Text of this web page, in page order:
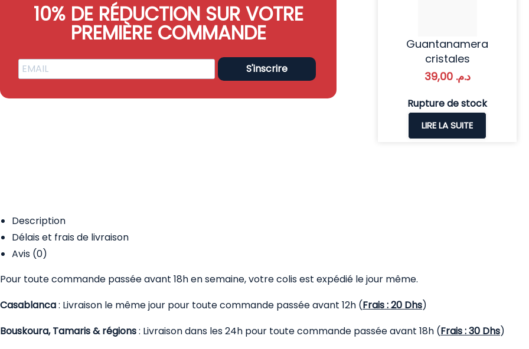
10% DE RÉDUCTION SUR VOTRE
PREMIÈRE COMMANDE
S'inscrire
Guantanamera
cristales
د.م. 39,00
Rupture de stock
LIRE LA SUITE
Description
Délais et frais de livraison
Avis (0)
Pour toute commande passée avant 18h en semaine, votre colis est expédié le jour même.
Casablanca: Livraison le même jour pour toute commande passée avant 12h (Frais : 20 Dhs)
Bouskoura, Tamaris & régions: Livraison dans les 24h pour toute commande passée avant 18h (Frais : 30 Dhs)